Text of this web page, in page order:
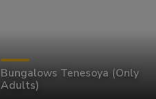
Bungalows Tenesoya (Only
Adults)